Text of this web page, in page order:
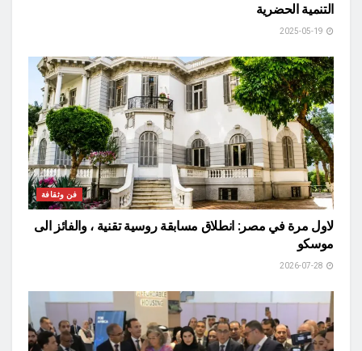
التنمية الحضرية
فن وثقافة
لاول مرة في مصر: انطلاق مسابقة روسية تقنية ، والفائز الى
موسكو